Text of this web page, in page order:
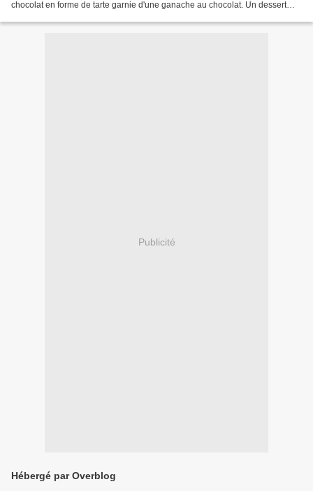
chocolat en forme de tarte garnie d'une ganache au chocolat. Un dessert
Publicité
Hébergé par Overblog